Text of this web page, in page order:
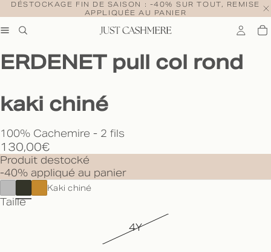
DÉSTOCKAGE FIN DE SAISON : -40% SUR TOUT, REMISE
APPLIQUÉE AU PANIER
ERDENET pull col rond
kaki chiné
100% Cachemire - 2 fils
130,00€
Produit destocké
-40% appliqué au panier
Kaki chiné
Taille
4Y